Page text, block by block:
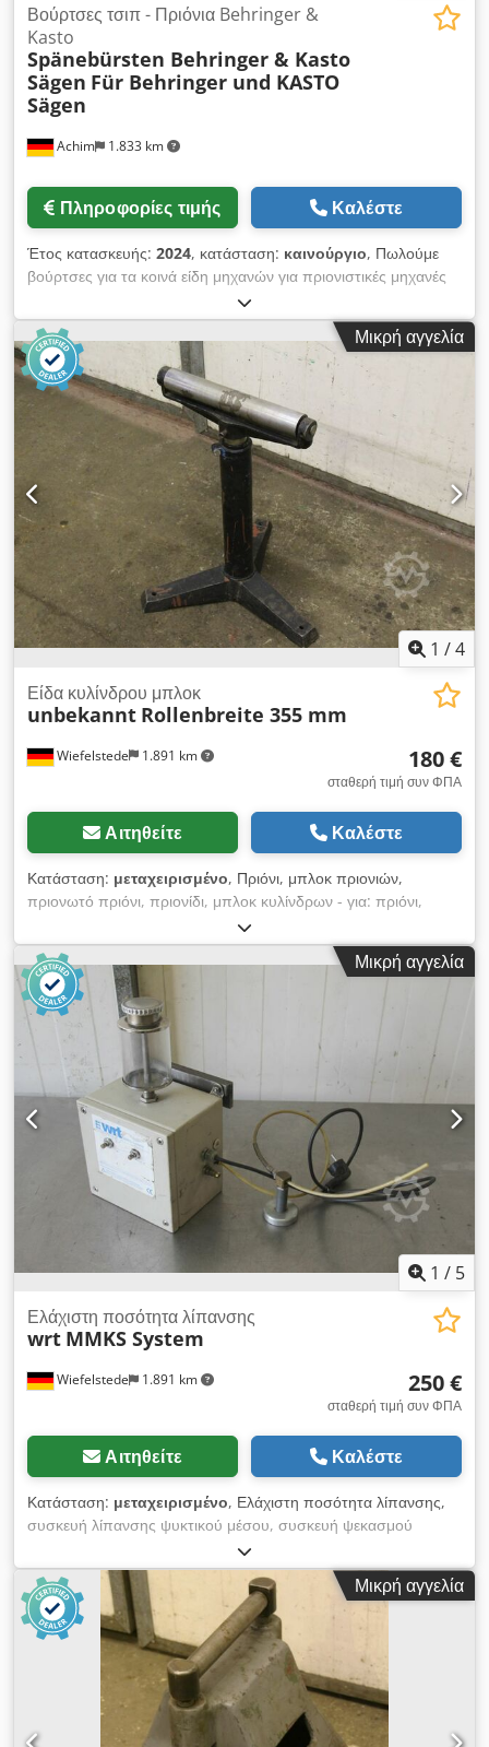
Achim 1.833 km
Βούρτσες τσιπ - Πριόνια Behringer &
Kasto
Spänebürsten Behringer & Kasto
Sägen Für Behringer und KASTO
Sägen
Πληροφορίες τιμής Καλέστε
Έτος κατασκευής: 2024, κατάσταση: καινούργιο, Πωλούμε
βούρτσες για τα κοινά είδη μηχανών για πριονιστικές μηχανές
Behringer και Kasto. Dwjdpfx Aev Uau Senlea Ελάχιστη
ποσότητα παραγγελίας 20 τεμάχια. Είμαστε στην ευχάριστη
θέση να απαντήσουμε στα ερωτήματά σας.
Μικρή αγγελία
1 /4
Wiefelstede 1.891 km
Είδα κυλίνδρου μπλοκ
unbekannt Rollenbreite 355 mm
180 €
σταθερή τιμή συν ΦΠΑ
Αιτηθείτε Καλέστε
Κατάσταση: μεταχειρισμένο, Πριόνι, μπλοκ πριονιών,
πριονωτό πριόνι, πριονίδι, μπλοκ κυλίνδρων - για: πριόνι,
πριόνι, κρύο κυκλικό πριόνι - Ύψος κασέτας: 620-1040 mm
ρυθμιζόμενο - Πλάτος ρόλου: 355 mm - Διαστάσεις: 480/480 /
H620 mm - Βάρος : 16 κιλά Dwjdpsd Dh A Tsfx AnljaΜικρή αγγελία
1 / 5
Wiefelstede 1.891 km
Ελάχιστη ποσότητα λίπανσης
wrt MMKS System
250 €
σταθερή τιμή συν ΦΠΑ
Αιτηθείτε Καλέστε
Κατάσταση: μεταχειρισμένο, Ελάχιστη ποσότητα λίπανσης,
συσκευή λίπανσης ψυκτικού μέσου, συσκευή ψεκασμού
ψύξης, συσκευή ψεκασμού λαδιού -πνευματικό: κινούμενο -
Tripping: ηλεκτρικό -Δοχείο λαδιού -Διαστάσεις: 200/230 /
H375 mm -Βάρος: 2 kg Dsdpfx Anec N Dp IelowaΜικρή αγγελία